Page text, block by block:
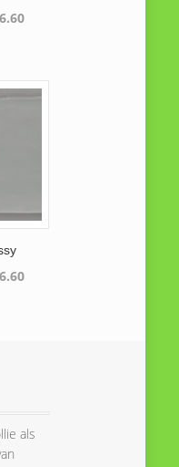
Prijsklasse:
Prijsklasse:
als